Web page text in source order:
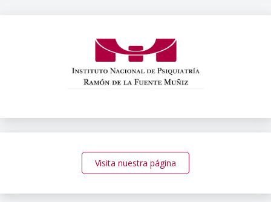
Visita nuestra página